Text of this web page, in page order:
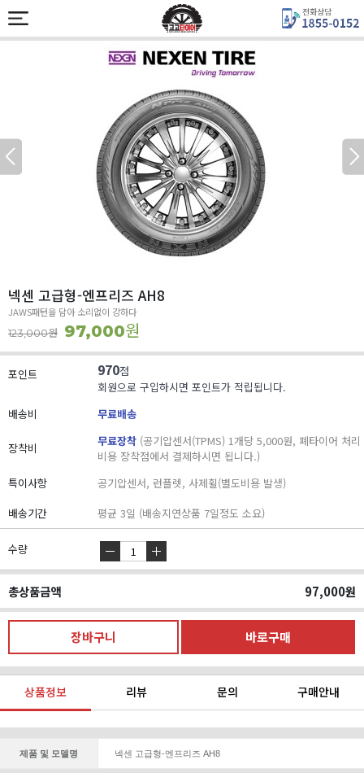
넥센 고급형-엔프리즈 AH8
JAWS패턴을 담아 소리없이 강하다
123,000원 97,000원
포인트 970점
회원으로 구입하시면 포인트가 적립됩니다.
배송비
무료배송
장착비 무료장착 (공기압센서(TPMS) 1개당 5,000원, 폐타이어 처리
비용 장착점에서 결제하시면 됩니다.)
특이사항
공기압센서, 런플렛, 사제휠(별도비용 발생)
배송기간
평균 3일 (배송지연상품 7일정도 소요)
수량
총상품금액 97,000원
상품정보 리뷰 문의 구매안내
제품 및 모델명 넥센 고급형-엔프리즈 AH8